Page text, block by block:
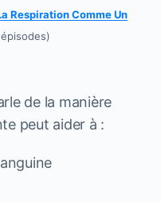
Respiration Comme Un
de la manière
peut aider à :